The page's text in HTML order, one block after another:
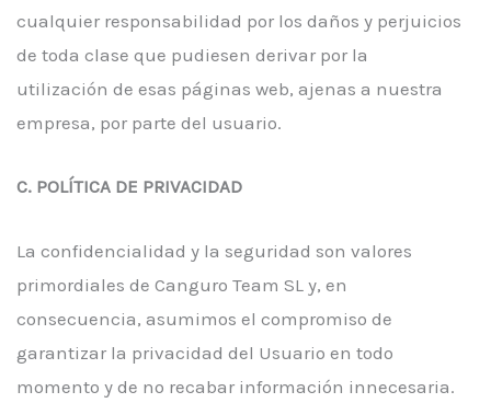
cualquier responsabilidad por los daños y perjuicios
de toda clase que pudiesen derivar por la
utilización de esas páginas web, ajenas a nuestra
empresa, por parte del usuario.
C. POLÍTICA DE PRIVACIDAD
La confidencialidad y la seguridad son valores
primordiales de Canguro Team SL y, en
consecuencia, asumimos el compromiso de
garantizar la privacidad del Usuario en todo
momento y de no recabar información innecesaria.